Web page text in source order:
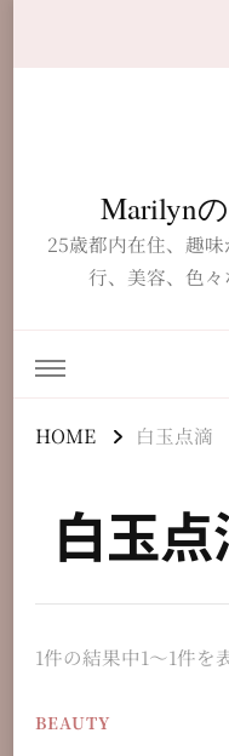
Marilyn
25歳都内在住、趣
行、美容、色々
HOME 白玉点滴
白玉
1件の結果中1〜1件を
BEAUTY